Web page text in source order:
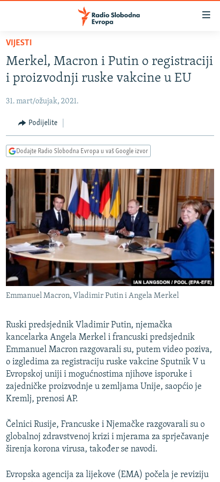
Pređite
glavni
sadržaj
Pređite
na
navigaciju
Pređite
na
VIJESTI
BOSNA I HERCEGOVINA
SRBIJA
KOSOVO
CRNA GORA
VIDEO
FOTOGALERIJE
INFOGRAFIKE
PODCASTI
RAT U UKRAJINI
KINA NA BALKANU
RSE PRIČE IZ SVIJETA
ISPRIČAJ MI
DNEVNO@RSE
SPECIJALI RSE
VIŠE OD NASLOVA
GENOCID U SREBRENICI
POPLAVE I KLIZIŠTA U BIH 2024.
TV LIBERTY
POST SCRIPTUM
MOJA EVROPA
TRI DECENIJE OD RATA U BIH
NASTANAK I RASPAD JUGOSLAVIJE
PRATITE NAS
Sve RFE/RL stranice
VIJESTI
Merkel, Macron i Putin o registraciji
i proizvodnji ruske vakcine u EU
31. mart/ožujak, 2021.
Podijelite
Dodajte Radio Slobodna Evropa u vaš Google izvor
Emmanuel Macron, Vladimir Putin i Angela Merkel
Ruski predsjednik Vladimir Putin, njemačka
kancelarka Angela Merkel i francuski predsjednik
Emmanuel Macron razgovarali su, putem video poziva,
o izgledima za registraciju ruske vakcine Sputnik V u
Evropskoj uniji i mogućnostima njihove isporuke i
zajedničke proizvodnje u zemljama Unije, saopćio je
Kremlj, prenosi AP.
Čelnici Rusije, Francuske i Njemačke razgovarali su o
globalnoj zdravstvenoj krizi i mjerama za sprječavanje
širenja korona virusa, također se navodi.
Evropska agencija za lijekove (EMA) počela je reviziju